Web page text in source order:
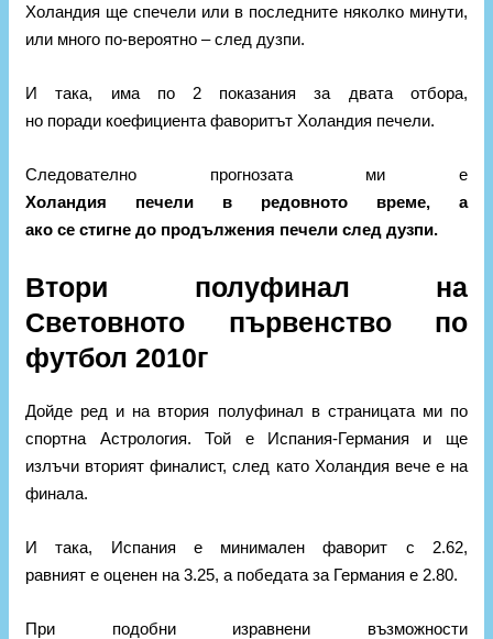
Холандия ще спечели или в последните няколко минути,
или много по-вероятно – след дузпи.
И така, има по 2 показания за двата отбора,
но поради коефициента фаворитът Холандия печели.
Следователно прогнозата ми е
Холандия печели в редовното време, а
ако се стигне до продължения печели след дузпи.
Втори полуфинал на
Световното първенство по
футбол 2010г
Дойде ред и на втория полуфинал в страницата ми по
спортна Астрология. Той е Испания-Германия и ще
излъчи вторият финалист, след като Холандия вече е на
финала.
И така, Испания е минимален фаворит с 2.62,
равният е оценен на 3.25, а победата за Германия е 2.80.
При подобни изравнени възможности